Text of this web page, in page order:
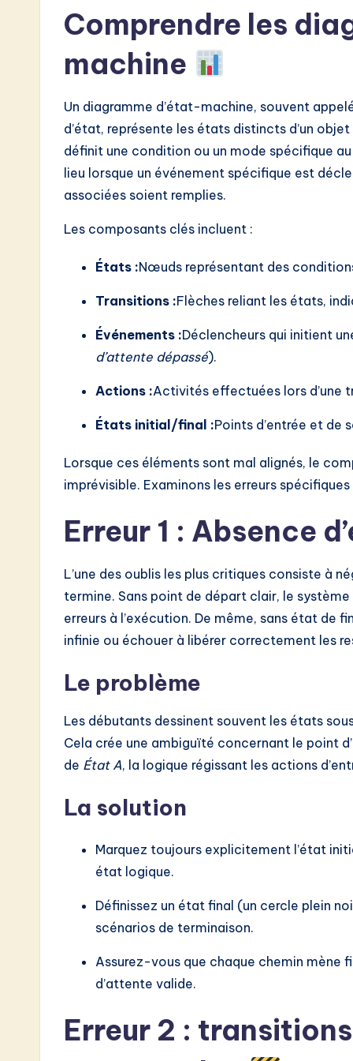
wComprendre les
machine
Un diagramme d’état-machine, souvent
d’état, représente les états distincts d’un
définit une condition ou un mode spécifique
lieu lorsque un événement spécifique est
associées soient remplies.
Les composants clés incluent :
États :Nœuds représentant des
Transitions :Flèches reliant les états,
Événements :Déclencheurs qui initient
d’attente dépassé).
Actions :Activités effectuées lors d’une
États initial/final :Points d’entrée et de
Lorsque ces éléments sont mal alignés, le
imprévisible. Examinons les erreurs
Erreur 1 : Absence
L’une des oublis les plus critiques consiste à
termine. Sans point de départ clair, le
erreurs à l’exécution. De même, sans état de
infinie ou échouer à libérer correctement les
Le problème
Les débutants dessinent souvent les états
Cela crée une ambiguïté concernant le point
de État A, la logique régissant les actions
La solution
Marquez toujours explicitement l’état
état logique.
Définissez un état final (un cercle plein
scénarios de terminaison.
Assurez-vous que chaque chemin mène
d’attente valide.
Erreur 2 :